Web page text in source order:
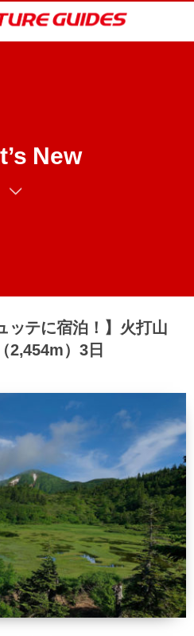
New
ッテに宿泊！】火打山
2,454m）3日